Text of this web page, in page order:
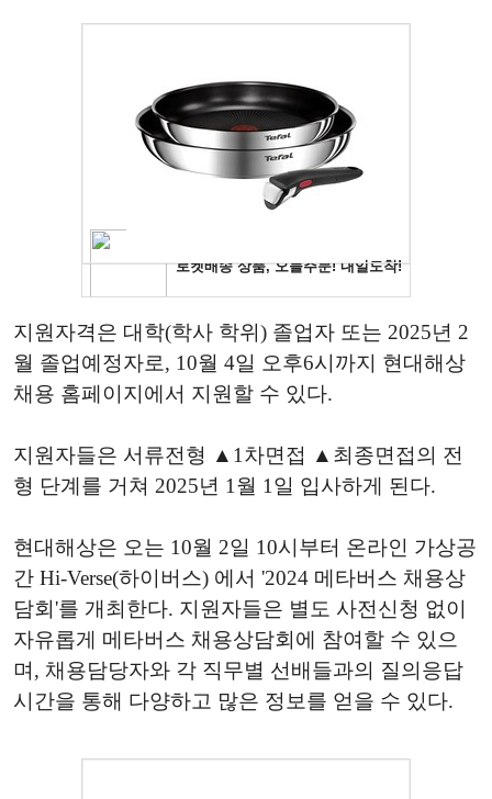
지원자격은 대학(학사 학위) 졸업자 또는 2025년 2
월 졸업예정자로, 10월 4일 오후6시까지 현대해상
채용 홈페이지에서 지원할 수 있다.
지원자들은 서류전형 ▲1차면접 ▲최종면접의 전
형 단계를 거쳐 2025년 1월 1일 입사하게 된다.
현대해상은 오는 10월 2일 10시부터 온라인 가상공
간 Hi-Verse(하이버스) 에서 '2024 메타버스 채용상
담회'를 개최한다. 지원자들은 별도 사전신청 없이
자유롭게 메타버스 채용상담회에 참여할 수 있으
며, 채용담당자와 각 직무별 선배들과의 질의응답
시간을 통해 다양하고 많은 정보를 얻을 수 있다.